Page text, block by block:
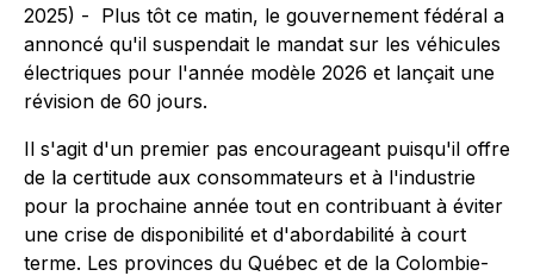
2025) - Plus tôt ce matin, le gouvernement fédéral a
annoncé qu'il suspendait le mandat sur les véhicules
électriques pour l'année modèle 2026 et lançait une
révision de 60 jours.
Il s'agit d'un premier pas encourageant puisqu'il offre
de la certitude aux consommateurs et à l'industrie
pour la prochaine année tout en contribuant à éviter
une crise de disponibilité et d'abordabilité à court
terme. Les provinces du Québec et de la Colombie-